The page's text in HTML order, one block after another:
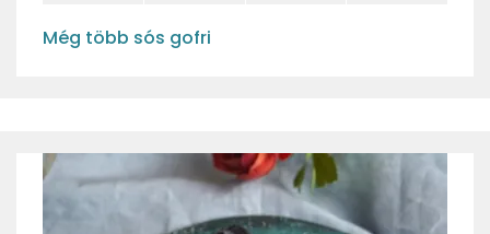
Még több sós gofri